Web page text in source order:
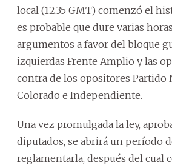
local (12.35 GMT) comenzó el
es probable que dure varias
argumentos a favor del bloque
izquierdas Frente Amplio y las
contra de los opositores Partido
Colorado e Independiente.
Una vez promulgada la ley,
diputados, se abrirá un período
reglamentarla, después del cual